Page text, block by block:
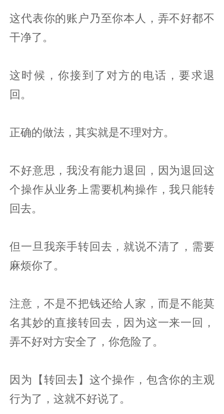
这代表你的账户乃至你本人，弄不好都不
干净了。
这时候，你接到了对方的电话，要求退
回。
正确的做法，其实就是不理对方。
不好意思，我没有能力退回，因为退回这
个操作从业务上需要机构操作，我只能转
回去。
但一旦我亲手转回去，就说不清了，需要
麻烦你了。
注意，不是不把钱还给人家，而是不能莫
名其妙的直接转回去，因为这一来一回，
弄不好对方安全了，你危险了。
因为【转回去】这个操作，包含你的主观
行为了，这就不好说了。